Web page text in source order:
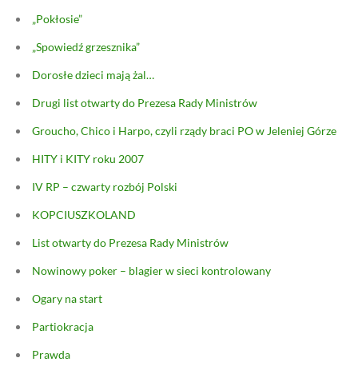
„Pokłosie”
„Spowiedź grzesznika”
Dorosłe dzieci mają żal…
Drugi list otwarty do Prezesa Rady Ministrów
Groucho, Chico i Harpo, czyli rządy braci PO w Jeleniej Górze
HITY i KITY roku 2007
IV RP – czwarty rozbój Polski
KOPCIUSZKOLAND
List otwarty do Prezesa Rady Ministrów
Nowinowy poker – blagier w sieci kontrolowany
Ogary na start
Partiokracja
Prawda